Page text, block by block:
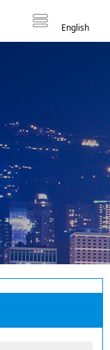
English